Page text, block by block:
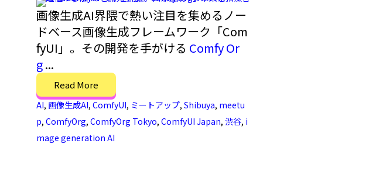
画像生成AI界隈で熱い注目を集めるノー
ドベース画像生成フレームワーク「Com
fyUI」。その開発を手がける Comfy Or
g...
Read More
AI, 画像生成AI, ComfyUI, ミートアップ, Shibuya, meetu
p, ComfyOrg, ComfyOrg Tokyo, ComfyUI Japan, 渋谷, i
mage generation AI